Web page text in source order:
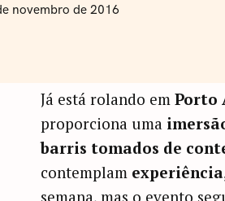
novembro de 2016
Já está rolando em Porto
proporciona uma
barris tomados de
contemplam experiência
semana, mas o evento